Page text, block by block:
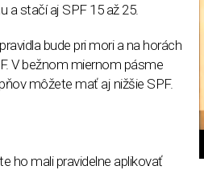
a stačí aj SPF 15 až 25.
bude pri mori a na horách
V bežnom miernom pásme
môžete mať aj nižšie SPF.
ho mali pravidelne aplikovať
u
s